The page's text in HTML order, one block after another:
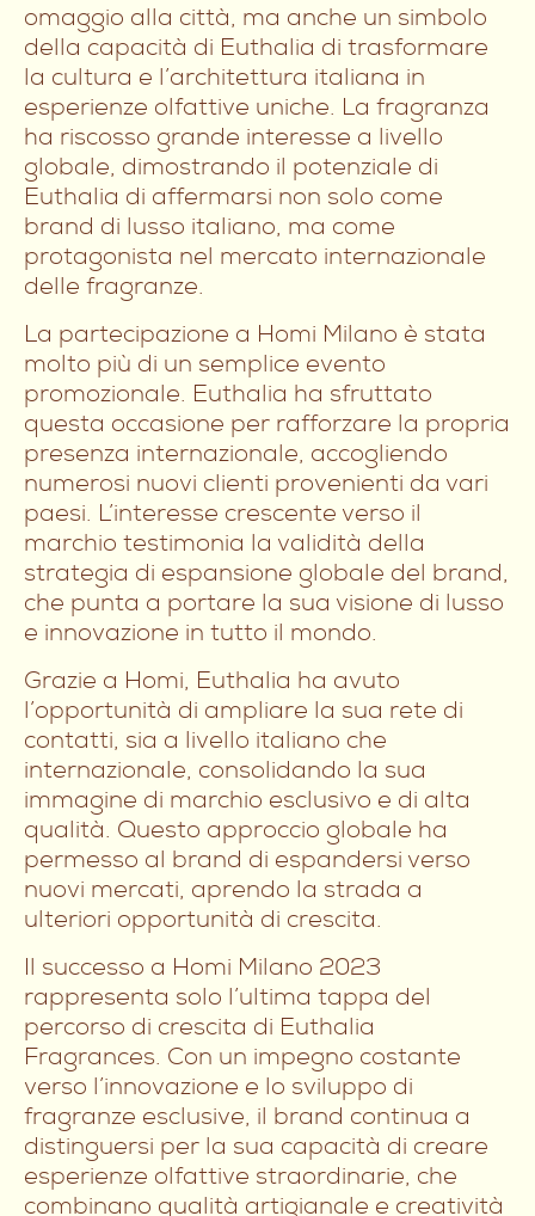
omaggio alla città, ma anche un simbolo
della capacità di Euthalia di trasformare
la cultura e l’architettura italiana in
esperienze olfattive uniche. La fragranza
ha riscosso grande interesse a livello
globale, dimostrando il potenziale di
Euthalia di affermarsi non solo come
brand di lusso italiano, ma come
protagonista nel mercato internazionale
delle fragranze.
La partecipazione a Homi Milano è stata
molto più di un semplice evento
promozionale. Euthalia ha sfruttato
questa occasione per rafforzare la propria
presenza internazionale, accogliendo
numerosi nuovi clienti provenienti da vari
paesi. L’interesse crescente verso il
marchio testimonia la validità della
strategia di espansione globale del brand,
che punta a portare la sua visione di lusso
e innovazione in tutto il mondo.
Grazie a Homi, Euthalia ha avuto
l’opportunità di ampliare la sua rete di
contatti, sia a livello italiano che
internazionale, consolidando la sua
immagine di marchio esclusivo e di alta
qualità. Questo approccio globale ha
permesso al brand di espandersi verso
nuovi mercati, aprendo la strada a
ulteriori opportunità di crescita.
Il successo a Homi Milano 2023
rappresenta solo l’ultima tappa del
percorso di crescita di Euthalia
Fragrances. Con un impegno costante
verso l’innovazione e lo sviluppo di
fragranze esclusive, il brand continua a
distinguersi per la sua capacità di creare
esperienze olfattive straordinarie, che
combinano qualità artigianale e creatività